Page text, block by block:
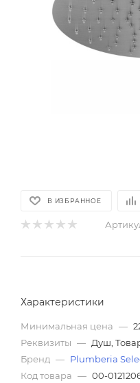
В ИЗБРАННОЕ
Характеристики
Минимальная цена —
Реквизиты — Душ,
Бренд — Plumberia
Код товара — 00-